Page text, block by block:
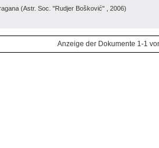
(Astr. Soc. "Rudjer Bošković" , 2006)
Anzeige der Dokumente 1-1